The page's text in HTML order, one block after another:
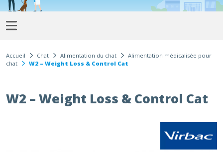
Accueil Chat Alimentation du chat
Alimentation médicalisée pour
chat
W2 – Weight Loss & Control Cat
W2 – Weight Loss & Control Cat